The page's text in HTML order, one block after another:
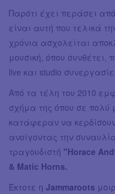
Παρότι έχει περάσει
είναι αυτή που τελικά
χρόνια ασχολείται
μουσική, όπου συνθέτει,
live και studio
Από τα τέλη του 2010
σχήμα της όπου σε πολύ
κατάφεραν να κερδίσουν
ανοίγοντας την
τραγουδιστή "Horace
& Matic Horns.
Έκτοτε η Jammaroots